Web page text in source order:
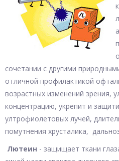
сочетании с другими
отличной профилактикой
возрастных изменений зрения,
концентрацию, укрепит и
ултрофиолетовых лучей,
помутнения хрусталика,
Лютеин - защищает ткани